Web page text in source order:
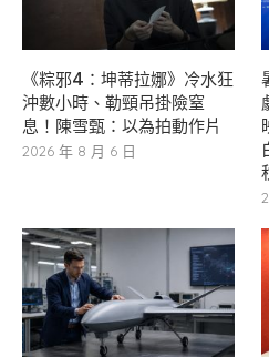
《粽邪4：坤蒂拉娜》冷水狂
沖數小時、勒頸吊掛險窒
息！陳雪甄：以為拍動作片
2026 年 8 月 6 日